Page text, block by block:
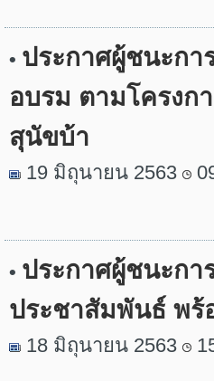
• ประกาศผู้ชนะกา
อบรม ตามโครงก
สุนัขบ้า
19 มิถุนายน 2563
• ประกาศผู้ชนะกา
ประชาสัมพันธ์ พร้
18 มิถุนายน 2563